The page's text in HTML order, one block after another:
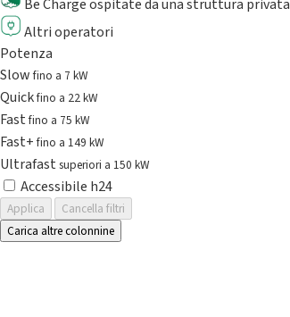
Be Charge ospitate da una struttura privata
Altri operatori
Potenza
Slowfino a 7 kW
Quickfino a 22 kW
Fastfino a 75 kW
Fast+fino a 149 kW
Ultrafast superiori a 150 kW
Accessibile h24
Applica
Cancella filtri
Carica altre colonnine